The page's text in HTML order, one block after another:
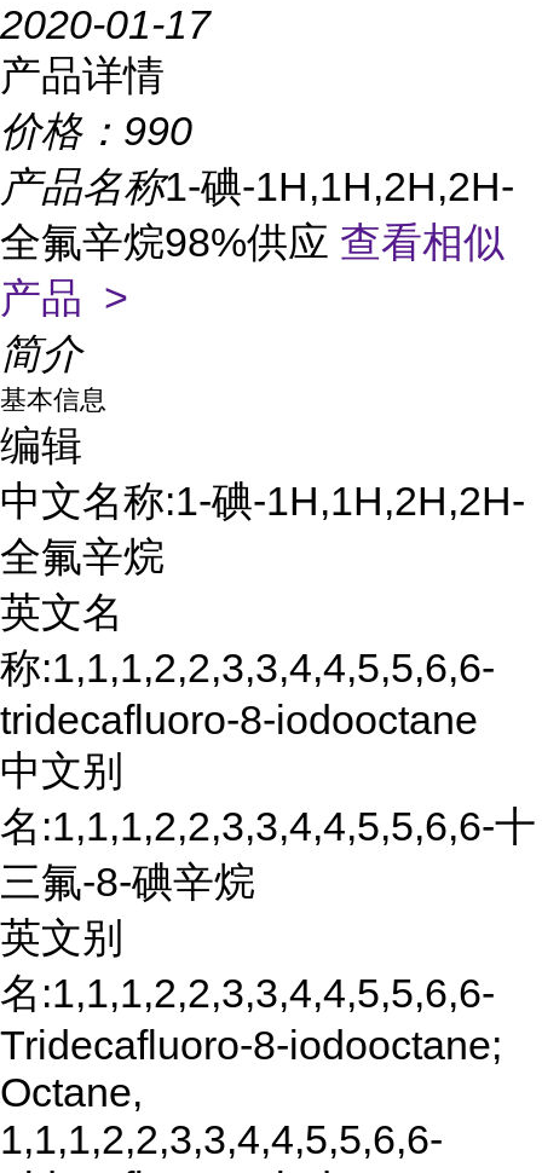
2020-01-17
产品详情
价格： 990
产品名称1-碘-1H,1H,2H,2H-
全氟辛烷98%供应 查看相似
产品 >
简介
基本信息
编辑
中文名称:1-碘-1H,1H,2H,2H-
全氟辛烷
英文名
称:1,1,1,2,2,3,3,4,4,5,5,6,6-
tridecafluoro-8-iodooctane
中文别
名:1,1,1,2,2,3,3,4,4,5,5,6,6-十
三氟-8-碘辛烷
英文别
名:1,1,1,2,2,3,3,4,4,5,5,6,6-
Tridecafluoro-8-iodooctane;
Octane,
1,1,1,2,2,3,3,4,4,5,5,6,6-